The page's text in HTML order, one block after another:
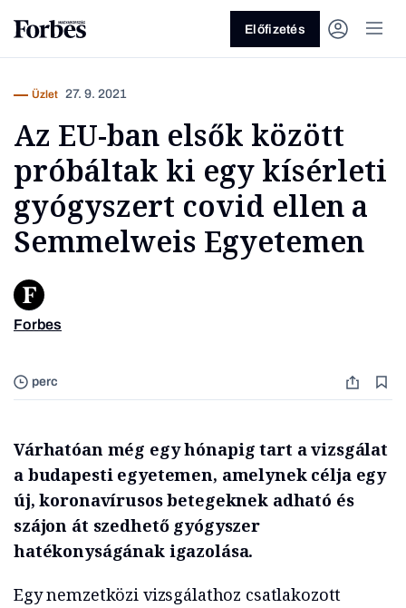
Vagy fedezze fel a következő
Előfizetés
perc
Üzlet 27. 9. 2021
Az EU-ban elsők között
próbáltak ki egy kísérleti
gyógyszert covid ellen a
Semmelweis Egyetemen
Forbes
Várhatóan még egy hónapig tart a vizsgálat
a budapesti egyetemen, amelynek célja egy
új, koronavírusos betegeknek adható és
szájon át szedhető gyógyszer
hatékonyságának igazolása.
Egy nemzetközi vizsgálathoz csatlakozott